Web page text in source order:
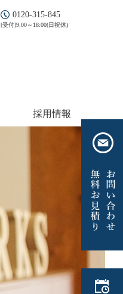
0120-315-845
[受付]9:00～18:00(日祝休)
採用情報